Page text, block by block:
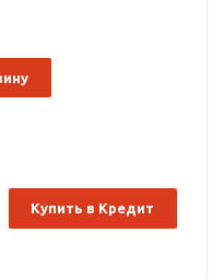
Купить в Кредит